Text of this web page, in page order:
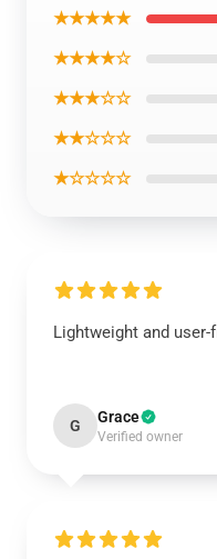
★★★★★
★★★★☆
★★★☆☆
★★☆☆☆
★☆☆☆☆
Lightweight and
G Grace
Verified owner